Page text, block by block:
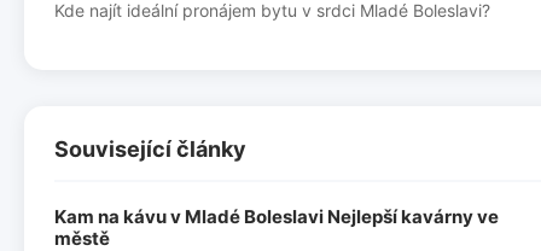
Kde najít ideální pronájem bytu v srdci Mladé Boleslavi?
Související články
Kam na kávu v Mladé Boleslavi Nejlepší kavárny ve
městě